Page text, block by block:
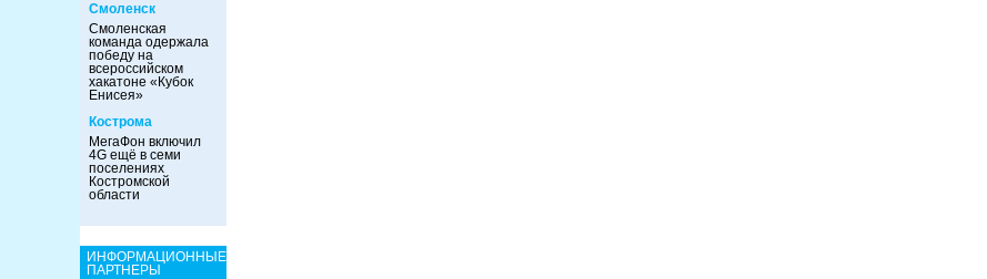
Смоленск
Смоленская
команда одержала
победу на
всероссийском
хакатоне «Кубок
Енисея»
Кострома
МегаФон включил
4G ещё в семи
поселениях
Костромской
области
ИНФОРМАЦИОННЫЕ
ПАРТНЕРЫ